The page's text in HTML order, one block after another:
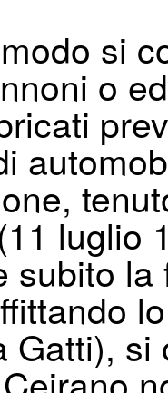
si
o
luglio
subito
si